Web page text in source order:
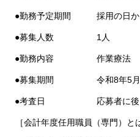
●勤務予定期間 採用の日か
●募集人数 1人
●勤務内容 作業療法
●募集期間 令和8年5月11
●考査日 応募者に後日
［会計年度任用職員（専門）と